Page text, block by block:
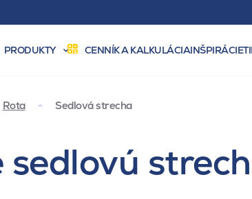
PRODUKTY CENNÍK A KALKULÁCIAINŠPIRÁCIE
Rota Sedlová strecha